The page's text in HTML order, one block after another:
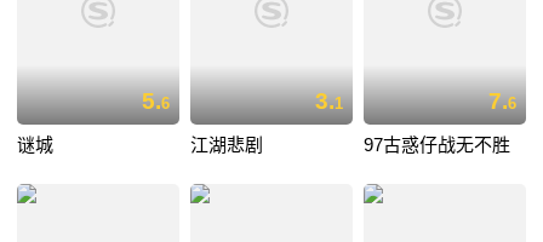
5.6
谜城
3.1
江湖悲剧
7.6
97古惑仔战无不胜